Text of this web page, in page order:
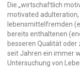
Die „wirtschaftlich
motivated
lebensmittelfremden
bereits enthaltenen
besseren Qualität
seit Jahren ein immer
Untersuchung von